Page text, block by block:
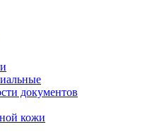
документов
кожи